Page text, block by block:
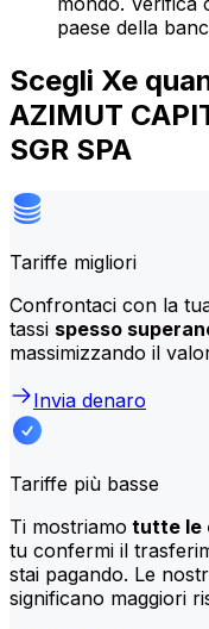
paese della
Scegli Xe
AZIMUT
SGR SPA
Tariffe migliori
Confrontaci con la
tassi spesso
massimizzando il
Invia denaro
Tariffe più basse
Ti mostriamo tutte le
tu confermi il
stai pagando. Le
significano maggiori